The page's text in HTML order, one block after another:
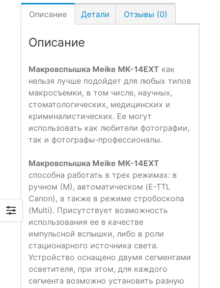
Описание Детали Отзывы (0)
Описание
Макровспышка Meike MK-14EXT как
нельзя лучше подойдет для любых типов
макросъемки, в том числе, научных,
стоматологических, медицинских и
криминалистических. Ее могут
использовать как любители фотографии,
так и фотографы-профессионалы.
Макровспышка Meike MK-14EXT
способна работать в трех режимах: в
ручном (М), автоматическом (E-TTL
Canon), а также в режиме стробоскопа
(Multi). Присутствует возможность
использования ее в качестве
импульсной вспышки, либо в роли
стационарного источника света.
Устройство оснащено двумя сегментами
осветителя, при этом, для каждого
сегмента возможно установить разную